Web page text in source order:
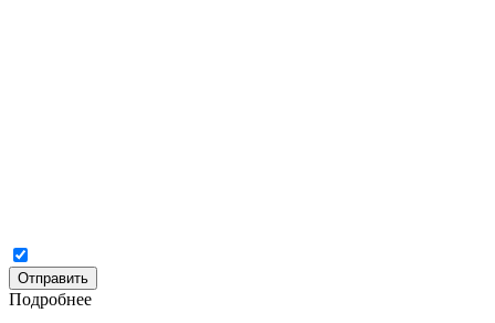
Отправить
Подробнее